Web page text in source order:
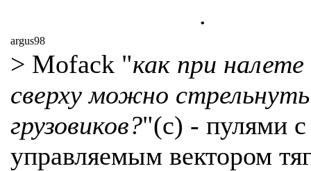
.
argus98
> Mofack "как при налете
сверху можно
грузовиков?"(c) - пулями с
управляемым вектором